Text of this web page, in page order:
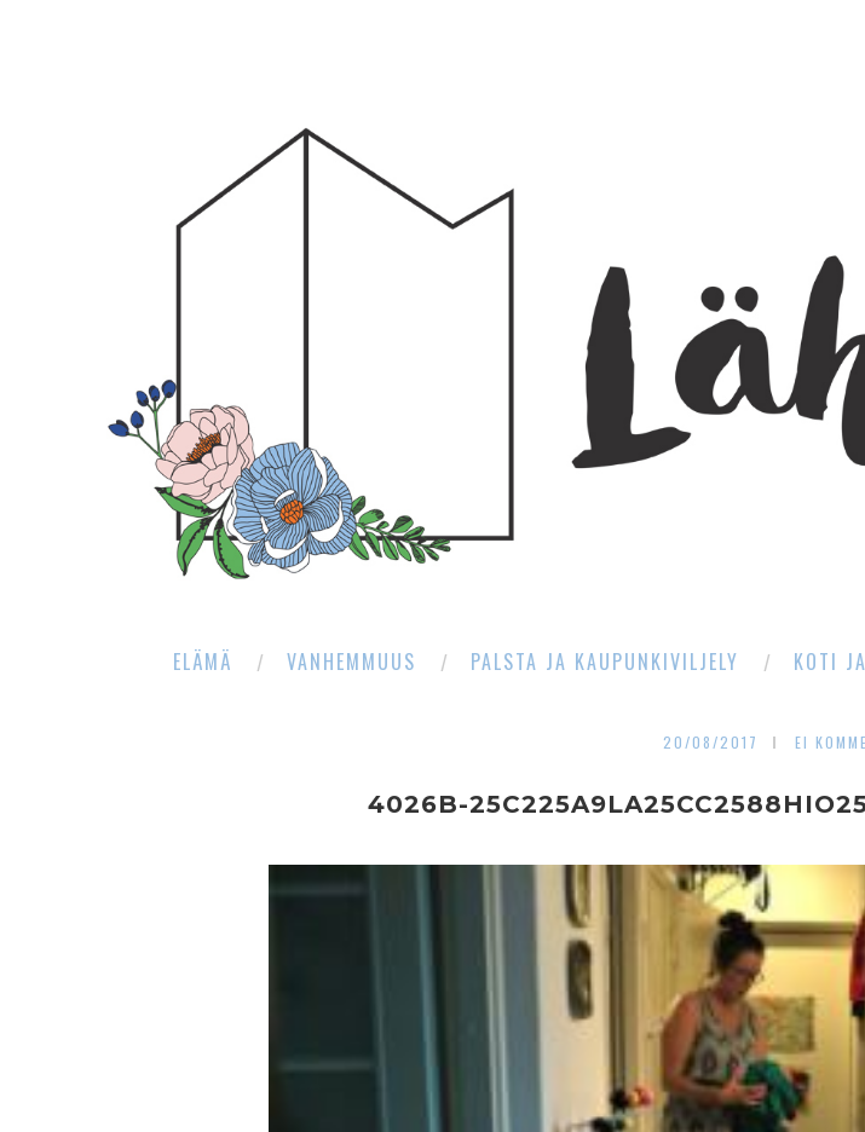
ELÄMÄ VANHEMMUUS PALSTA JA KAUPUNKIVILJELY KOTI
20/08/2017 EI
4026B-